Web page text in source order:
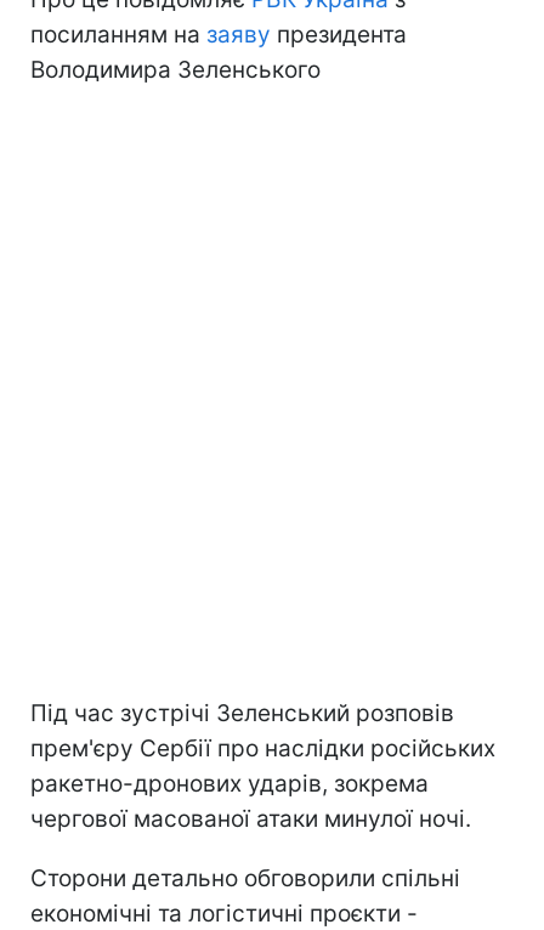
посиланням на заяву президента
Володимира Зеленського
Під час зустрічі Зеленський розповів
прем'єру Сербії про наслідки російських
ракетно-дронових ударів, зокрема
чергової масованої атаки минулої ночі.
Сторони детально обговорили спільні
економічні та логістичні проєкти -